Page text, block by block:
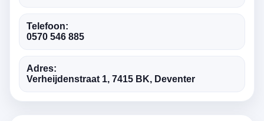
Telefoon:
0570 546 885
Adres:
Verheijdenstraat 1, 7415 BK, Deventer